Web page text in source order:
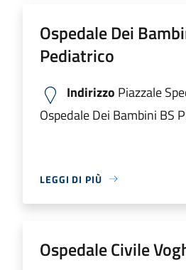
Ospedale Dei
Pediatrico
Indirizzo Piazzale
Ospedale Dei Bambini BS
LEGGI DI PIÙ
Ospedale Civile